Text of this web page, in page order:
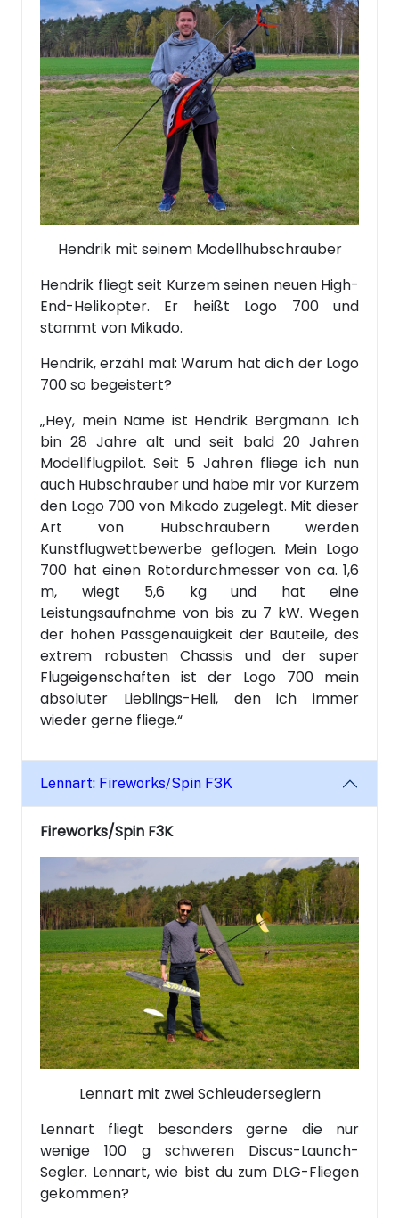
Hendrik mit seinem Modellhubschrauber
Hendrik fliegt seit Kurzem seinen neuen High-
End-Helikopter. Er heißt Logo 700 und
stammt von Mikado.
Hendrik, erzähl mal: Warum hat dich der Logo
700 so begeistert?
„Hey, mein Name ist Hendrik Bergmann. Ich
bin 28 Jahre alt und seit bald 20 Jahren
Modellflugpilot. Seit 5 Jahren fliege ich nun
auch Hubschrauber und habe mir vor Kurzem
den Logo 700 von Mikado zugelegt. Mit dieser
Art von Hubschraubern werden
Kunstflugwettbewerbe geflogen. Mein Logo
700 hat einen Rotordurchmesser von ca. 1,6
m, wiegt 5,6 kg und hat eine
Leistungsaufnahme von bis zu 7 kW. Wegen
der hohen Passgenauigkeit der Bauteile, des
extrem robusten Chassis und der super
Flugeigenschaften ist der Logo 700 mein
absoluter Lieblings-Heli, den ich immer
wieder gerne fliege.“
Lennart: Fireworks/Spin F3K
Fireworks/Spin F3K
Lennart mit zwei Schleuderseglern
Lennart fliegt besonders gerne die nur
wenige 100 g schweren Discus-Launch-
Segler. Lennart, wie bist du zum DLG-Fliegen
gekommen?